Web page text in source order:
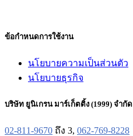
ข้อกำหนดการใช้งาน
นโยบายความเป็นส่วนตัว
นโยบายธุรกิจ
บริษัท ยูนิเกรน มาร์เก็ตติ้ง (1999) จำกัด
02-811-9670 ถึง 3, 062-769-8228